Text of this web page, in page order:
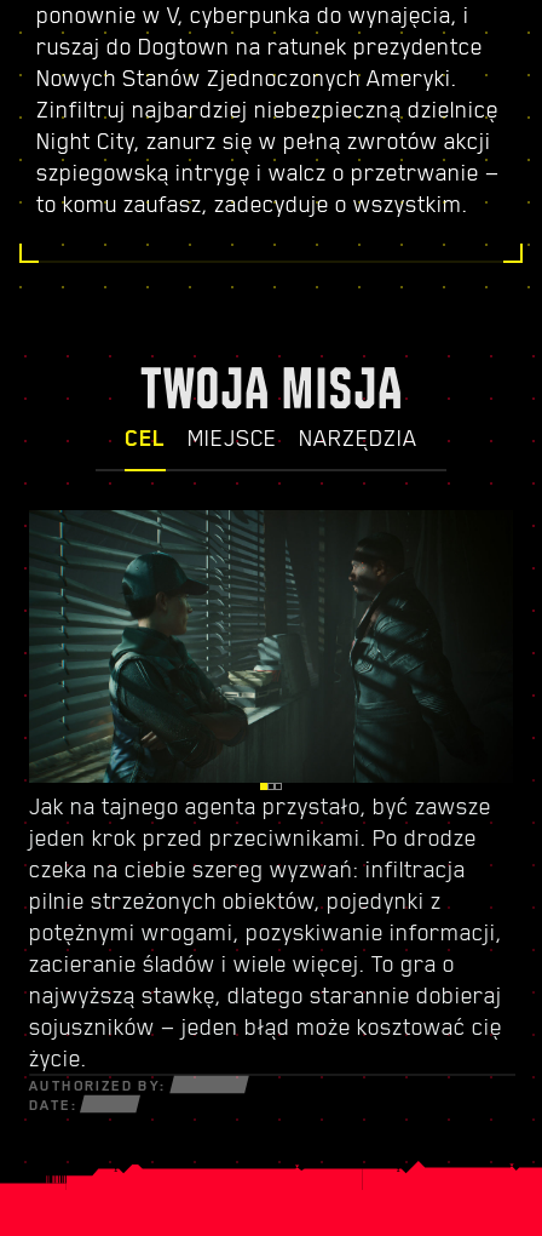
ponownie w V, cyberpunka do wynajęcia, i
ruszaj do Dogtown na ratunek prezydentce
Nowych Stanów Zjednoczonych Ameryki.
Zinfiltruj najbardziej niebezpieczną dzielnicę
Night City, zanurz się w pełną zwrotów akcji
szpiegowską intrygę i walcz o przetrwanie —
to komu zaufasz, zadecyduje o wszystkim.
TWOJA MISJA
CEL MIEJSCE NARZĘDZIA
Jak na tajnego agenta przystało, być zawsze
jeden krok przed przeciwnikami. Po drodze
czeka na ciebie szereg wyzwań: infiltracja
pilnie strzeżonych obiektów, pojedynki z
potężnymi wrogami, pozyskiwanie informacji,
zacieranie śladów i wiele więcej. To gra o
najwyższą stawkę, dlatego starannie dobieraj
sojuszników — jeden błąd może kosztować cię
życie.
AUTHORIZED BY:
DATE:
Kieruj się do Dogtown — zrujnowanej części
miasta rządzonej przez
bezwzględnego watażkę. To miejsce oferuje
szereg dodatkowych możliwości zarobku,
niekoniecznie legalnych, ale zawsze
ekscytujących. Nie krępuj się, to co robisz
poza misją główną, to twoja sprawa, ale miej
oczy z tyłu głowy — niebezpieczeństwo czai się
na każdym kroku.
Z racji przyznanego ci statusu tajnego agenta
i wagi misji masz teraz dostęp do
nowego zestawu umiejętności— zrób z niego
dobry użytek. Na miejscu znajdziesz też sprzęt
i broń, których próżno szukać w Night City.
Korzystaj z nowego arsenału wedle uznania —
w Dogtown wszystkie chwyty są dozwolone.